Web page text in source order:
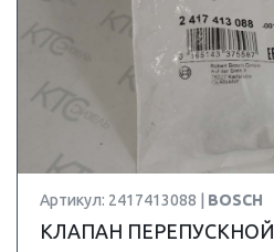
Артикул: 2417413088 | BOSCH
КЛАПАН ПЕРЕПУСКНОЙ